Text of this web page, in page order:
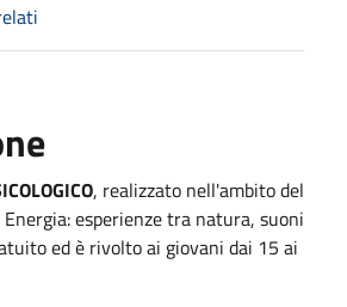
, realizzato nell'ambito del
esperienze tra natura, suoni
ed è rivolto ai giovani dai 15 ai